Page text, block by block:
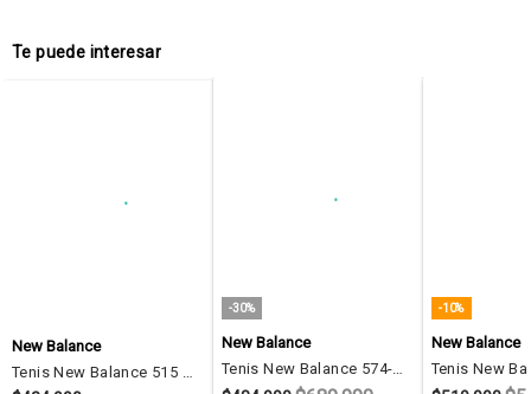
Te puede interesar
New Balance
Tenis New Balance 515 Hombre-Gris
-30%
New Balance
Tenis New Balance 574-Gris
-10%
New Balance